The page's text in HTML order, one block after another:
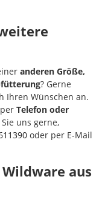
anderen Größe,
? Gerne
Ihren Wünschen an.
Telefon oder
uns gerne,
oder per E-Mail
aus